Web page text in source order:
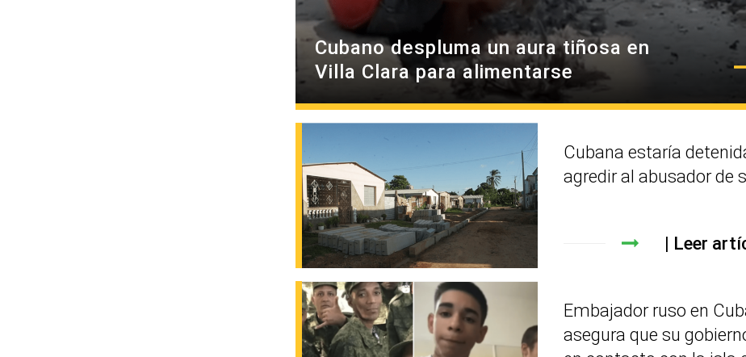
Cubano despluma un aura tiñosa en
Villa Clara para alimentarse
Cubana estaría
agredir al abusador de
Leer
Embajador ruso en
asegura que su